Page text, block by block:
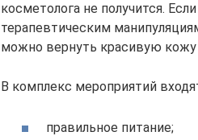
косметолога не получится.
терапевтическим
можно вернуть красивую кожу
В комплекс мероприятий
правильное питание;